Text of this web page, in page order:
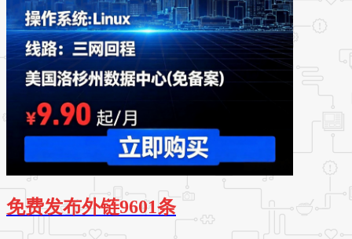
免费发布外链9601条